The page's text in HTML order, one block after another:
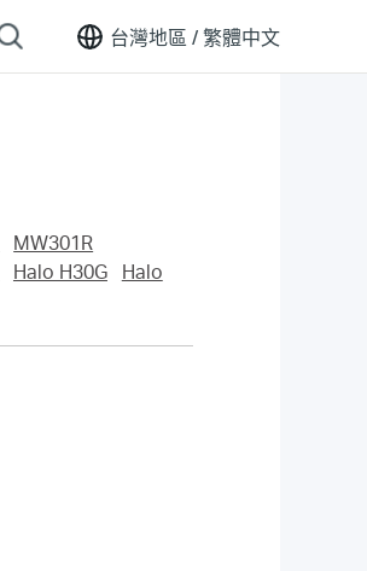
台灣地區 /繁體中文
MW301R
Halo H30G
Halo